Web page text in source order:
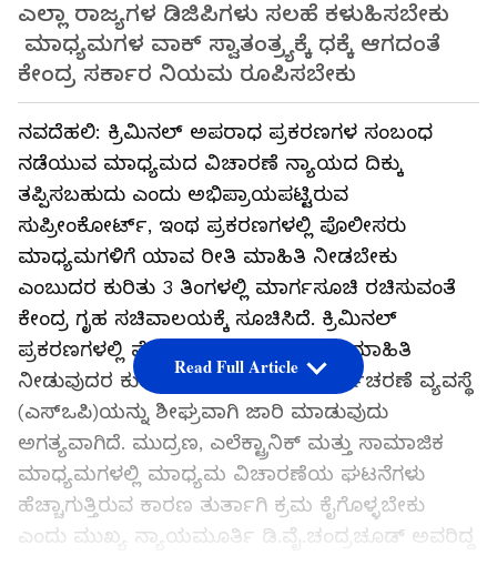
ಎಲ್ಲಾ ರಾಜ್ಯಗಳ ಡಿಜಿಪಿಗಳು ಸಲಹೆ ಕಳುಹಿಸಬೇಕು
ಮಾಧ್ಯಮಗಳ ವಾಕ್‌ ಸ್ವಾತಂತ್ರ್ಯಕ್ಕೆ ಧಕ್ಕೆ ಆಗದಂತೆ
ಕೇಂದ್ರ ಸರ್ಕಾರ ನಿಯಮ ರೂಪಿಸಬೇಕು
ನವದೆಹಲಿ: ಕ್ರಿಮಿನಲ್‌ ಅಪರಾಧ ಪ್ರಕರಣಗಳ ಸಂಬಂಧ
ನಡೆಯುವ ಮಾಧ್ಯಮದ ವಿಚಾರಣೆ ನ್ಯಾಯದ ದಿಕ್ಕು
ತಪ್ಪಿಸಬಹುದು ಎಂದು ಅಭಿಪ್ರಾಯಪಟ್ಟಿರುವ
ಸುಪ್ರೀಂಕೋರ್ಟ್‌, ಇಂಥ ಪ್ರಕರಣಗಳಲ್ಲಿ ಪೊಲೀಸರು
ಮಾಧ್ಯಮಗಳಿಗೆ ಯಾವ ರೀತಿ ಮಾಹಿತಿ ನೀಡಬೇಕು
ಎಂಬುದರ ಕುರಿತು 3 ತಿಂಗಳಲ್ಲಿ ಮಾರ್ಗಸೂಚಿ ರಚಿಸುವಂತೆ
ಕೇಂದ್ರ ಗೃಹ ಸಚಿವಾಲಯಕ್ಕೆ ಸೂಚಿಸಿದೆ. ಕ್ರಿಮಿನಲ್‌
ಪ್ರಕರಣಗಳಲ್ಲಿ ಪೊಲೀಸರು ಮಾಧ್ಯಮಗಳಿಗೆ ಮಾಹಿತಿ
ನೀಡುವುದರ ಕುರಿತಾಗಿ ಪ್ರಾಮಾಣಿತ ಕಾರ್ಯಾಚರಣೆ ವ್ಯವಸ್ಥೆ
(ಎಸ್‌ಒಪಿ)ಯನ್ನು ಶೀಘ್ರವಾಗಿ ಜಾರಿ ಮಾಡುವುದು
ಅಗತ್ಯವಾಗಿದೆ. ಮುದ್ರಣ, ಎಲೆಕ್ಟ್ರಾನಿಕ್‌ ಮತ್ತು ಸಾಮಾಜಿಕ
ಮಾಧ್ಯಮಗಳಲ್ಲಿ ಮಾಧ್ಯಮ ವಿಚಾರಣೆಯ ಘಟನೆಗಳು
ಹೆಚ್ಚಾಗುತ್ತಿರುವ ಕಾರಣ ತುರ್ತಾಗಿ ಕ್ರಮ ಕೈಗೊಳ್ಳಬೇಕು
ಎಂದು ಮುಖ್ಯ ನ್ಯಾಯಮೂರ್ತಿ ಡಿ.ವೈ.ಚಂದ್ರಚೂಡ್‌ ಅವರಿದ್ದ
Read Full Article